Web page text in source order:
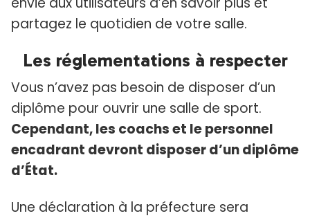
partagez le quotidien de votre salle.
Les réglementations à respecter
Vous n’avez pas besoin de disposer d’un
diplôme pour ouvrir une salle de sport.
Cependant, les coachs et le personnel
encadrant devront disposer d’un diplôme
d’État.
Une déclaration à la préfecture sera